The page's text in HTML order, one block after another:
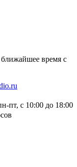
время с
пт, с 10:00 до 18:00